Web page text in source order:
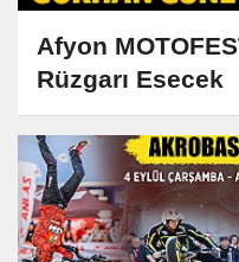
Afyon
Rüzgarı Esecek